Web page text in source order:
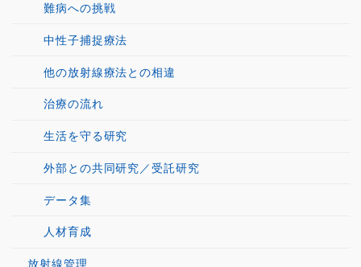
難病への挑戦
中性子捕捉療法
他の放射線療法との相違
治療の流れ
生活を守る研究
外部との共同研究／受託研究
データ集
人材育成
放射線管理